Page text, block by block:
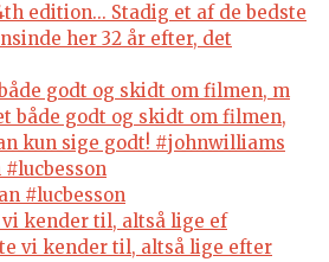
godt og skidt om filmen, m
kender til, altså lige ef